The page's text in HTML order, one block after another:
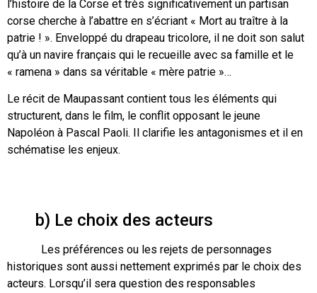
l’histoire de la Corse et très significativement un partisan
corse cherche à l’abattre en s’écriant « Mort au traître à la
patrie ! ». Enveloppé du drapeau tricolore, il ne doit son salut
qu’à un navire français qui le recueille avec sa famille et le
« ramena » dans sa véritable « mère patrie »…
Le récit de Maupassant contient tous les éléments qui
structurent, dans le film, le conflit opposant le jeune
Napoléon à Pascal Paoli. Il clarifie les antagonismes et il en
schématise les enjeux.
b) Le choix des acteurs
Les préférences ou les rejets de personnages
historiques sont aussi nettement exprimés par le choix des
acteurs. Lorsqu’il sera question des responsables